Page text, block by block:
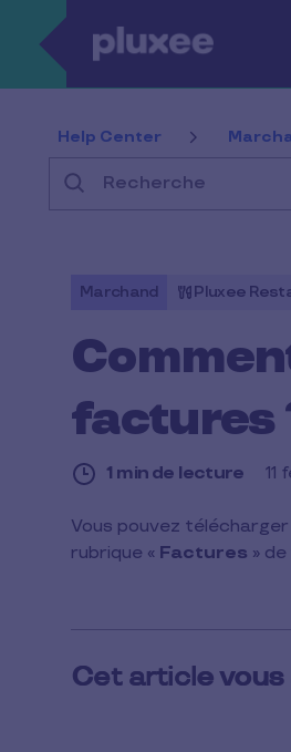
Aller au contenu principal
Help Center
Marchand Pluxee
factures
1 min de lecture 11
1
de
Vous pouvez
rubrique « Factures »